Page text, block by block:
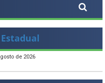
Estadual
de 2026